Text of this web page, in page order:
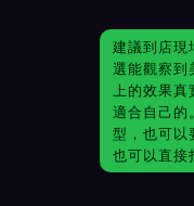
建議到店現
選能觀察到
上的效果真
適合自己的
型，也可以
也可以直接